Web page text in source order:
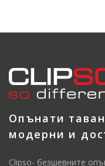
Опънати
модерни и
Clipso- безшевните